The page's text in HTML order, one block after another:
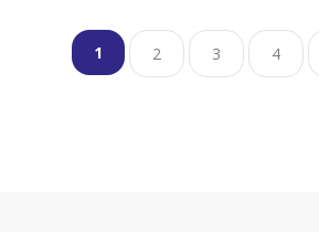
1 2 3 4